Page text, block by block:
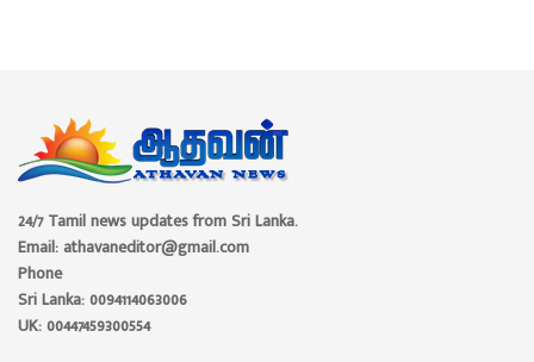
24/7 Tamil news updates from Sri Lanka.
Email: athavaneditor@gmail.com
Phone
Sri Lanka: 0094114063006
UK: 00447459300554